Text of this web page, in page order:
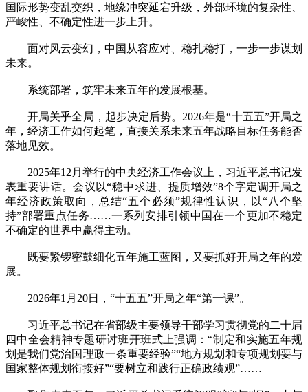
国际形势变乱交织，地缘冲突延宕升级，外部环境的复杂性、
严峻性、不确定性进一步上升。
面对风云变幻，中国从容应对、稳扎稳打，一步一步谋划
未来。
系统部署，筑牢未来五年的发展根基。
开局关乎全局，起步决定后势。2026年是“十五五”开局之
年，经济工作如何起笔，直接关系未来五年战略目标任务能否
落地见效。
2025年12月举行的中央经济工作会议上，习近平总书记发
表重要讲话。会议以“稳中求进、提质增效”8个字定调开局之
年经济政策取向，总结“五个必须”规律性认识，以“八个坚
持”部署重点任务……一系列安排引领中国在一个更加不稳定
不确定的世界中赢得主动。
既要紧锣密鼓细化五年施工蓝图，又要抓好开局之年的发
展。
2026年1月20日，“十五五”开局之年“第一课”。
习近平总书记在省部级主要领导干部学习贯彻党的二十届
四中全会精神专题研讨班开班式上强调：“制定和实施五年规
划是我们党治国理政一条重要经验”“地方规划和专项规划要与
国家整体规划衔接好”“要树立和践行正确政绩观”……